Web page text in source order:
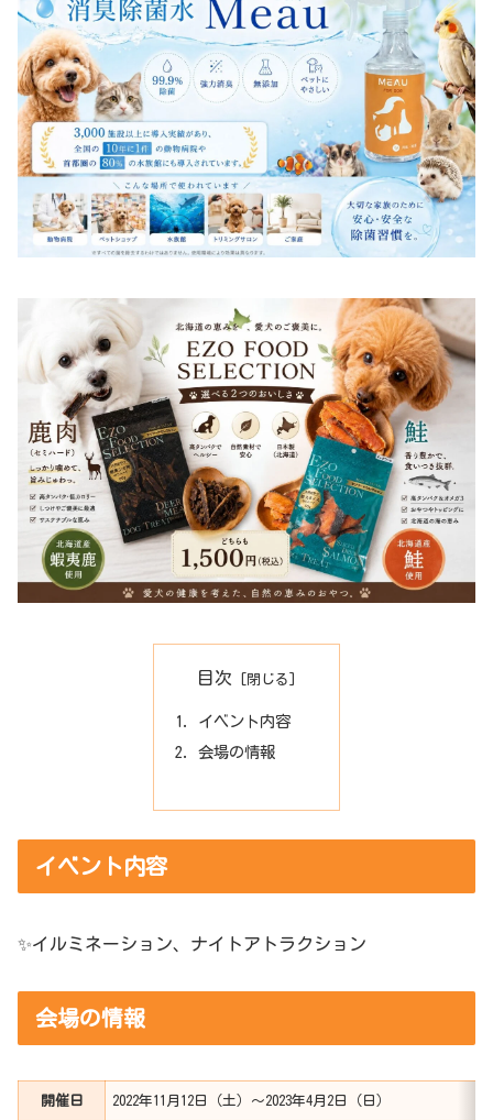
目次
イベント内容
会場の情報
イベント内容
✨イルミネーション、ナイトアトラクション
会場の情報
開催日 2022年11月12日（土）～2023年4月2日（日）